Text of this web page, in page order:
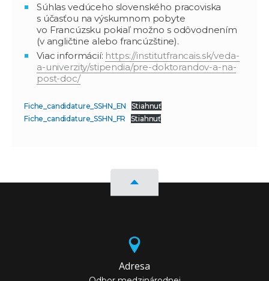
Súhlas vedúceho slovenského pracoviska
s účasťou na výskumnom pobyte
vo Francúzsku pokiaľ možno s odôvodnením
(v angličtine alebo francúzštine).
Viac informácií: https://institutfrancais.sk/veda-
a-univerzity/stipendia/pre-doktorandov-a-na-
post-doc/
Fiche_candidature_SSHN_EN
Stiahnuť
Fiche_candidature_SSHN_FR
Stiahnuť
Adresa